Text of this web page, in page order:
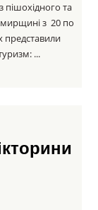
пішохідного та
з 20 по
представили
...